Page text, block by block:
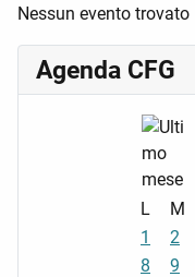
Nessun evento trovato
Agenda CFG
L M
1
2
8
9